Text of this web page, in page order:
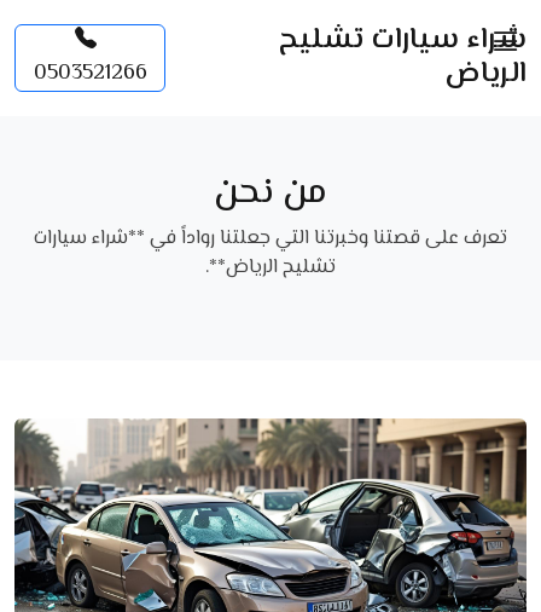
شراء سيارات تشليح
الرياض 0503521266
من نحن
تعرف على قصتنا وخبرتنا التي جعلتنا رواداً في **شراء سيارات
تشليح الرياض**.